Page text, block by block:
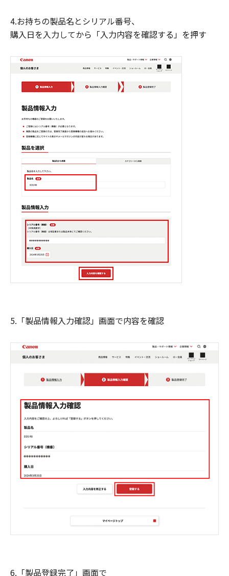
4.お持ちの製品名とシリアル番号、
購入日を入力してから「入力内容を確認する」を押す
5.「製品情報入力確認」画面で内容を確認
6.「製品登録完了」画面で